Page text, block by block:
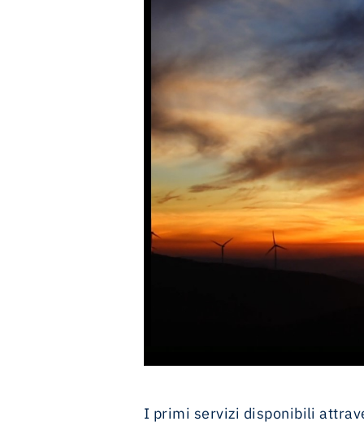
I primi servizi disponibili